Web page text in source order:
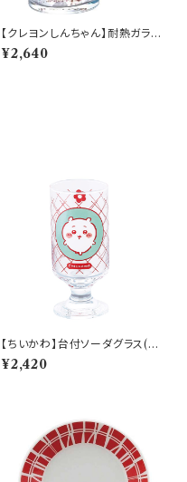
【クレヨンしんちゃん】耐熱ガラス
マグ（貝がら）【CS40】CS41-81
5
¥2,640
【ちいかわ】台付ソーダグラス(ち
いかわ)【CKW40】CKW41-81
3
¥2,420